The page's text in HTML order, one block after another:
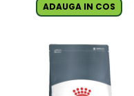
ADAUGA IN COS